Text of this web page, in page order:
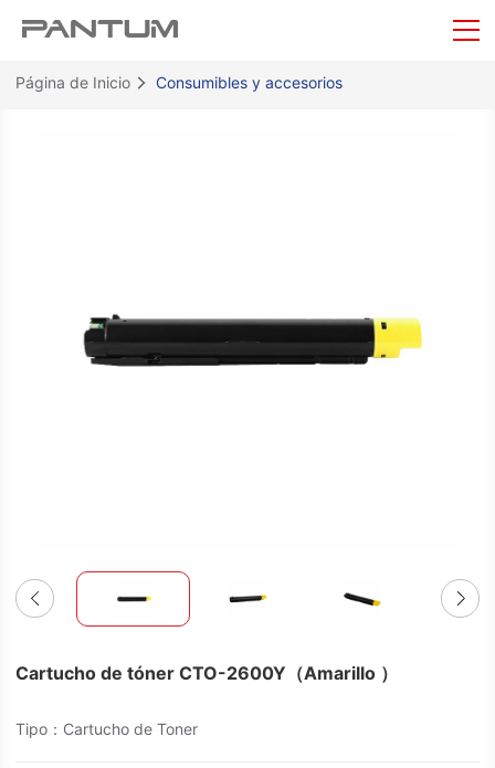
Página de Inicio Consumibles y accesorios
Cartucho de tóner CTO-2600Y（Amarillo ）
Tipo：Cartucho de Toner